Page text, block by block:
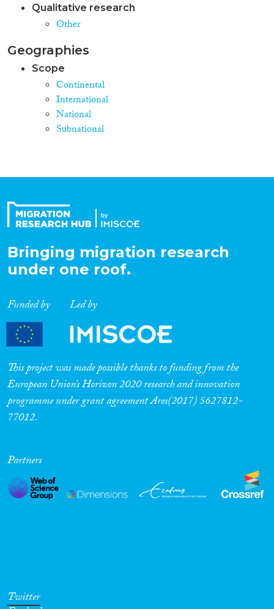
Workshop durchgeführt, das
the-job qualifiziert werden.
Projektmethode Das empirische
sich überwiegend auf
Panelregressionen mit
Migranten sowie Löhne und
und Regionen in der EU.
Projektziel Die Analyse des
Einflusses der Migration auf
Humankapitalinvestitionen,
Arbeitsmärkte und die
Integration der Migranten."
Qualitative research
Other
Geographies
Scope
Continental
International
National
Subnational
Bringing migration research
under one roof.
Funded by Led by
This project was made possible thanks to funding from the
European Union’s Horizon 2020 research and innovation
programme under grant agreement Ares(2017) 5627812-
77012.
Partners
Twitter